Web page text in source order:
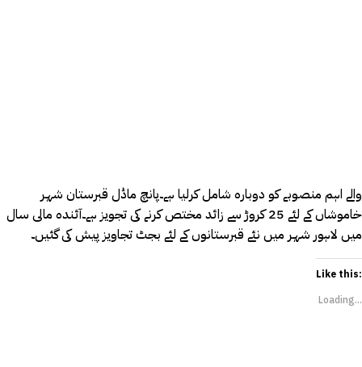
والے اہم منصوبے کو دوبارہ شامل کرلیا ہے۔پانچ ماڈل قبرستان شہر
خاموشاں کے لئے 25 کروڑ سے زائد مختص کرنے کی تجویز ہے۔آئندہ مالی سال
میں لاہور شہر میں نئے قبرستانوں کے لئے بجٹ تجاویز پیش کی گئیں۔
Like this:
Loading...